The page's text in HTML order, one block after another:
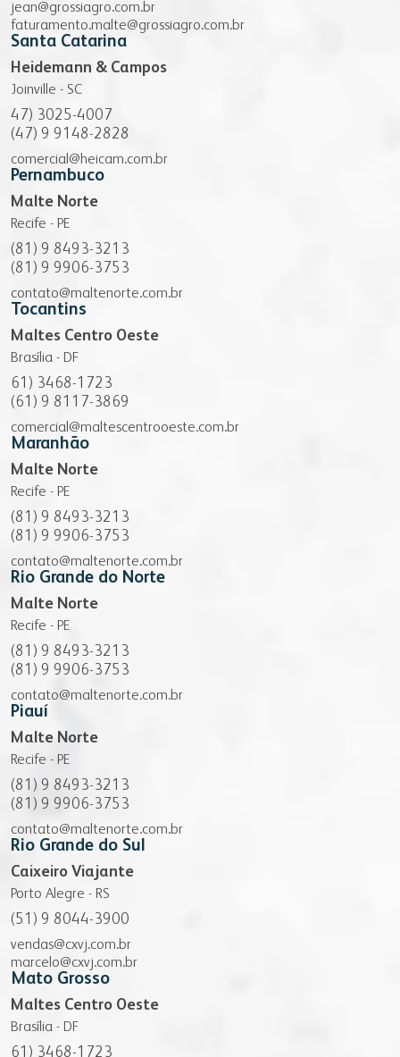
jean@grossiagro.com.br
faturamento.malte@grossiagro.com.br
Santa Catarina
Heidemann & Campos
Joinville - SC
47) 3025-4007
(47) 9 9148-2828
comercial@heicam.com.br
Pernambuco
Malte Norte
Recife - PE
(81) 9 8493-3213
(81) 9 9906-3753
contato@maltenorte.com.br
Tocantins
Maltes Centro Oeste
Brasília - DF
61) 3468-1723
(61) 9 8117-3869
comercial@maltescentrooeste.com.br
Maranhão
Malte Norte
Recife - PE
(81) 9 8493-3213
(81) 9 9906-3753
contato@maltenorte.com.br
Rio Grande do Norte
Malte Norte
Recife - PE
(81) 9 8493-3213
(81) 9 9906-3753
contato@maltenorte.com.br
Piauí
Malte Norte
Recife - PE
(81) 9 8493-3213
(81) 9 9906-3753
contato@maltenorte.com.br
Rio Grande do Sul
Caixeiro Viajante
Porto Alegre - RS
(51) 9 8044-3900
vendas@cxvj.com.br
marcelo@cxvj.com.br
Mato Grosso
Maltes Centro Oeste
Brasília - DF
61) 3468-1723